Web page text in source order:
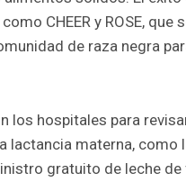
CHEER y ROSE, que
de raza negra
los hospitales para
lactancia materna, como
gratuito de leche